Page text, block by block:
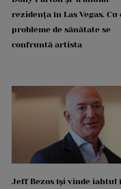
rezidența în Las Vegas. Cu
probleme de sănătate se
confruntă artista
Jeff Bezos își vinde iahtul